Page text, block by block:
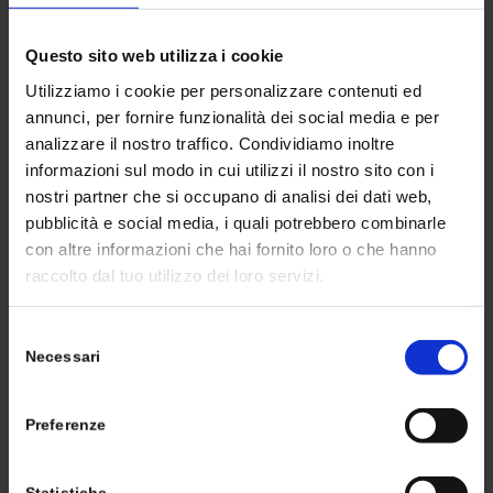
Questo sito web utilizza i cookie
Utilizziamo i cookie per personalizzare contenuti ed
annunci, per fornire funzionalità dei social media e per
analizzare il nostro traffico. Condividiamo inoltre
informazioni sul modo in cui utilizzi il nostro sito con i
nostri partner che si occupano di analisi dei dati web,
pubblicità e social media, i quali potrebbero combinarle
con altre informazioni che hai fornito loro o che hanno
raccolto dal tuo utilizzo dei loro servizi.
delNecessari
Preferenze
di cosa si applichi a chi. E certamente non hanno una
comprensione tangibile di quanto sia una riduzione del
15% rispetto al proprio utilizzo.
Kelsey Hinton, direttore delle comunicazioni del
Community Water Center, un gruppo che sostiene
l’accesso a prezzi accessibili all’acqua pulita, ha
affermato che le comunità urbane, che in genere
ottengono l’acqua dai bacini idrici dello stato, non
sembrano comprendere la gravità della siccità nel
potrebbe letteralmente smettere di fuoriuscire dal
sotterranee si esauriscono.